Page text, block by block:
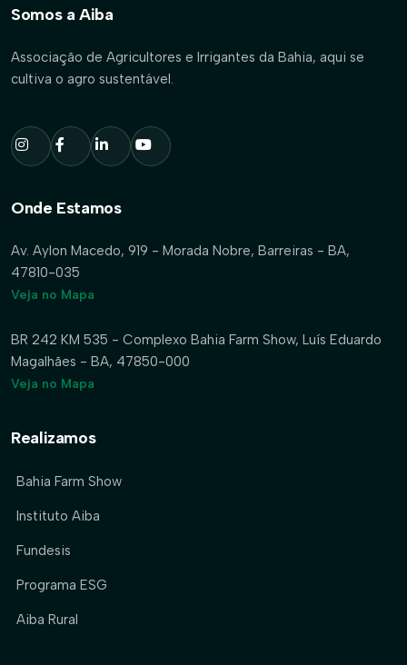
Somos a Aiba
Associação de Agricultores e Irrigantes da Bahia, aqui se
cultiva o agro sustentável.
Onde Estamos
Av. Aylon Macedo, 919 - Morada Nobre, Barreiras - BA,
47810-035
Veja no Mapa
BR 242 KM 535 - Complexo Bahia Farm Show, Luís Eduardo
Magalhães - BA, 47850-000
Veja no Mapa
Realizamos
Bahia Farm Show
Instituto Aiba
Fundesis
Programa ESG
Aiba Rural